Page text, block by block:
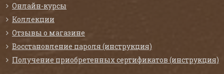
Онлайн-курсы
Коллекции
Отзывы о магазине
Восстановление пароля (инструкция)
Получение приобретенных сертификатов (инструкция)